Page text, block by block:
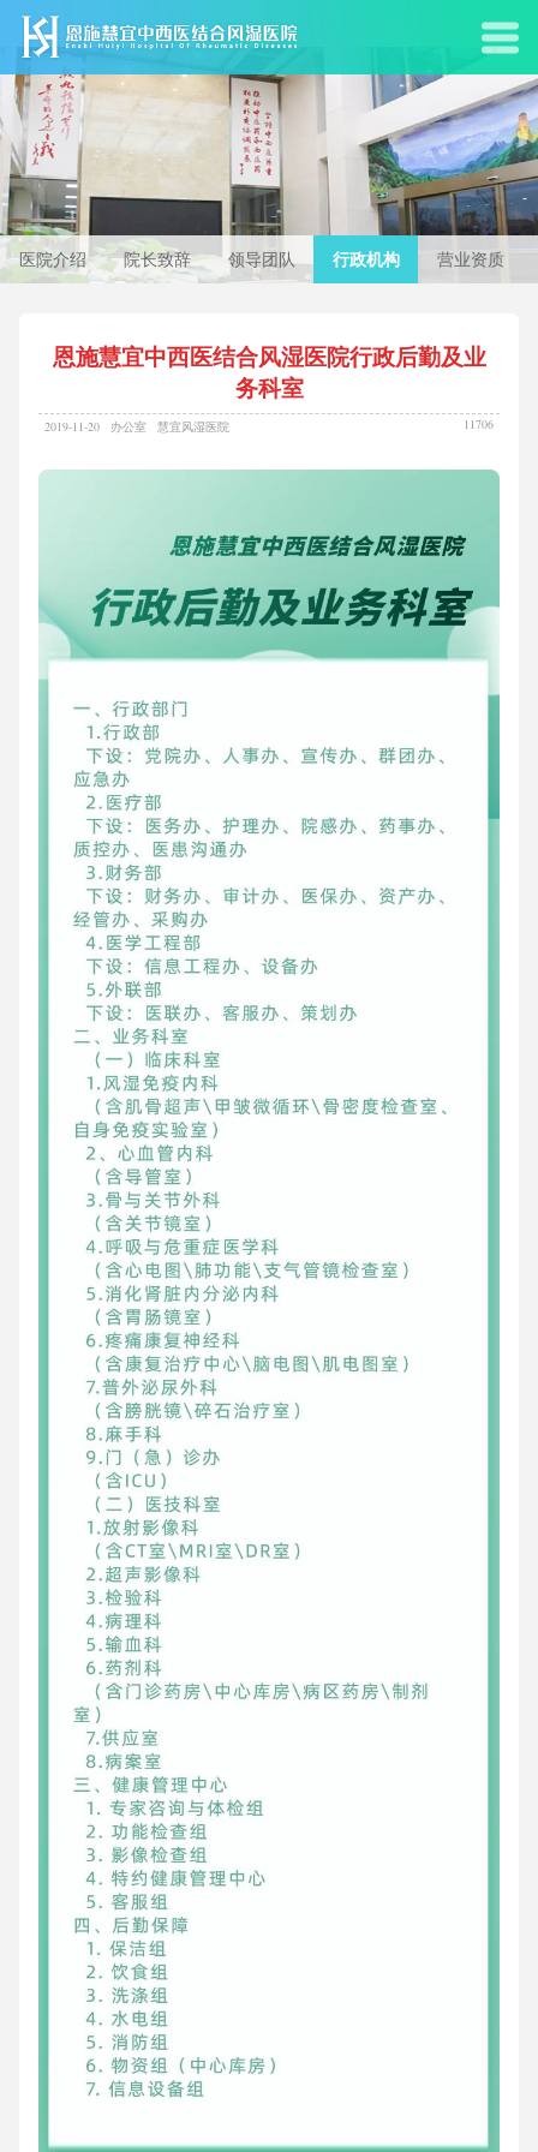
医院介绍 院长致辞 领导团队 行政机构 营业资质
恩施慧宜中西医结合风湿医院行政后勤及业
务科室
2019-11-20 办公室 慧宜风湿医院 11706